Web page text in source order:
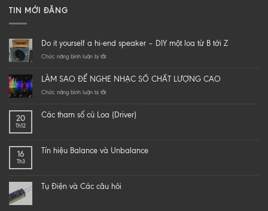
TIN MỚI ĐĂNG
Do it yourself a hi-end speaker – DIY một loa từ B tới Z
Chức năng bình luận bị tắtở
yourself
a
speaker
loa
Z
LÀM SAO ĐỂ NGHE NHẠC SỐ CHẤT LƯỢNG CAO
Chức năng bình luận bị tắtở
ĐỂ
CHẤT
20
Th12
Các tham số củ Loa (Driver)
16
Th3
Tín hiệu Balance và Unbalance
Tụ Điện và Các câu hỏi